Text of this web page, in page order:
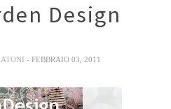
Design
- FEBBRAIO 03, 2011